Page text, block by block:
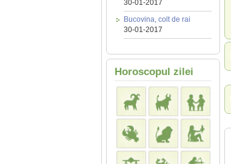
30-01-2017
Bucovina, colt de rai
30-01-2017
Horoscopul zilei